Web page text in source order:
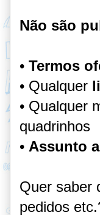
Não são
• Termos
• Qualquer
• Qualquer
quadrinhos
• Assunto
Quer saber
pedidos